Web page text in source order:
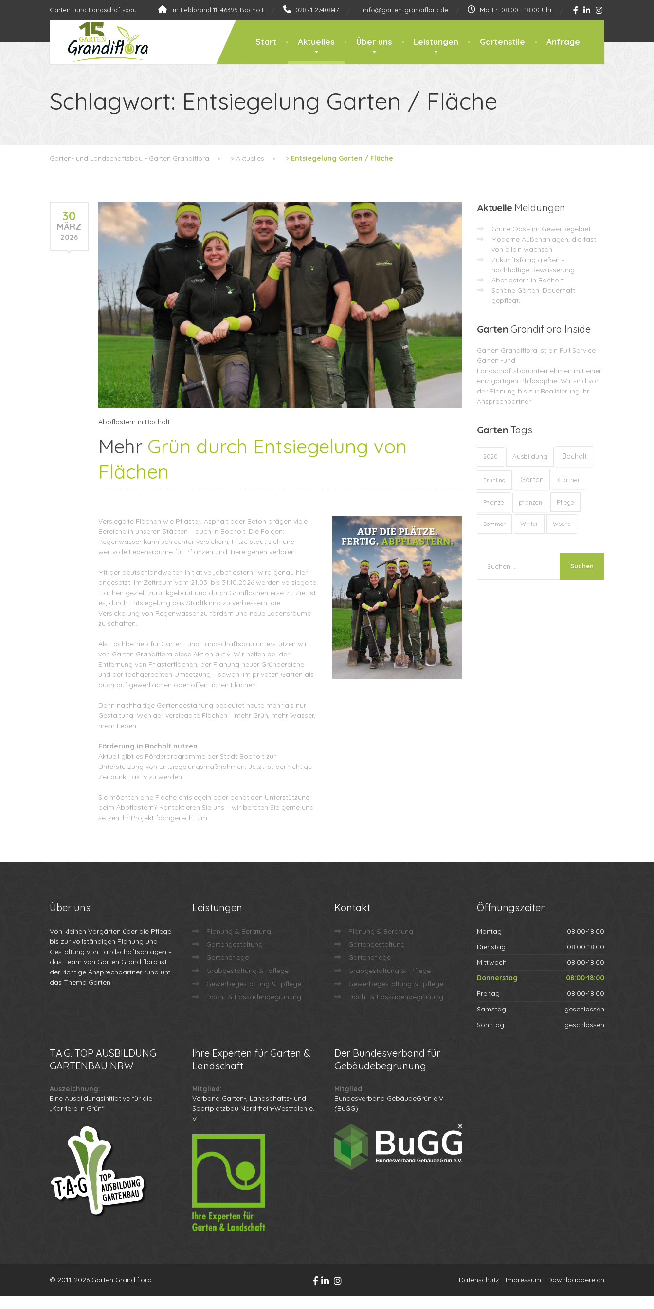
Garten- und Landschaftsbau Im Feldbrand 11, 46395 Bocholt 02871-2740847 info@garten-grandiflora.de Mo-Fr: 08:00 - 18:00 Uhr
Start Aktuelles Über uns Leistungen Gartenstile Anfrage
Schlagwort: Entsiegelung Garten / Fläche
Garten- und Landschaftsbau - Garten Grandiflora > Aktuelles > Entsiegelung Garten / Fläche
30
MÄRZ
2026
Abpflastern in Bocholt:
MehrGrün durch Entsiegelung von
Flächen
Versiegelte Flächen wie Pflaster, Asphalt oder Beton prägen viele
Bereiche in unseren Städten – auch in Bocholt. Die Folgen:
Regenwasser kann schlechter versickern, Hitze staut sich und
wertvolle Lebensräume für Pflanzen und Tiere gehen verloren.
Mit der deutschlandweiten Initiative „abpflastern“ wird genau hier
angesetzt. Im Zeitraum vom 21.03. bis 31.10.2026 werden versiegelte
Flächen gezielt zurückgebaut und durch Grünflächen ersetzt. Ziel ist
es, durch Entsiegelung das Stadtklima zu verbessern, die
Versickerung von Regenwasser zu fördern und neue Lebensräume
zu schaffen.
Als Fachbetrieb für Garten- und Landschaftsbau unterstützen wir
von Garten Grandiflora diese Aktion aktiv. Wir helfen bei der
Entfernung von Pflasterflächen, der Planung neuer Grünbereiche
und der fachgerechten Umsetzung – sowohl im privaten Garten als
auch auf gewerblichen oder öffentlichen Flächen.
Denn nachhaltige Gartengestaltung bedeutet heute mehr als nur
Gestaltung: Weniger versiegelte Flächen – mehr Grün, mehr Wasser,
mehr Leben.
Förderung in Bocholt nutzen
Aktuell gibt es Förderprogramme der Stadt Bocholt zur
Unterstützung von Entsiegelungsmaßnahmen. Jetzt ist der richtige
Zeitpunkt, aktiv zu werden.
Sie möchten eine Fläche entsiegeln oder benötigen Unterstützung
beim Abpflastern? Kontaktieren Sie uns – wir beraten Sie gerne und
setzen Ihr Projekt fachgerecht um.
Aktuelle Meldungen
Grüne Oase im Gewerbegebiet
Moderne Außenanlagen, die fast
von allein wachsen
Zukunftsfähig gießen –
nachhaltige Bewässerung
Abpflastern in Bocholt:
Schöne Gärten. Dauerhaft
gepflegt.
GartenGrandiflora Inside
Garten Grandiflora ist ein Full Service
Garten -und
Landschaftsbauunternehmen mit einer
einzigartigen Philosophie. Wir sind von
der Planung bis zur Realisierung Ihr
Ansprechpartner.
GartenTags
2020 Ausbildung Bocholt
Frühling Garten Gärtner
Pflanze pflanzen Pflege
Sommer Winter Woche
Über uns
Von kleinen Vorgärten über die Pflege
bis zur vollständigen Planung und
Gestaltung von Landschaftsanlagen –
das Team von Garten Grandiflora ist
der richtige Ansprechpartner rund um
das Thema Garten.
Leistungen
Planung & Beratung
Gartengestaltung
Gartenpflege
Grabgestaltung & -pflege
Gewerbegestaltung & -pflege
Dach- & Fassadenbegrünung
Kontakt
Planung & Beratung
Gartengestaltung
Gartenpflege
Grabgestaltung & -Pflege
Gewerbegestaltung & -pflege
Dach- & Fassadenbegrünung
Öffnungszeiten
Montag
08:00-18:00
Dienstag
08:00-18:00
Mittwoch
08:00-18:00
Donnerstag
08:00-18:00
Freitag
08:00-18:00
Samstag
geschlossen
Sonntag
geschlossen
T.A.G. TOP AUSBILDUNG
GARTENBAU NRW
Auszeichnung:
Eine Ausbildungsinitiative für die
„Karriere in Grün“
IhreExperten für Garten &
Landschaft
Mitglied:
Verband Garten-, Landschafts- und
Sportplatzbau Nordrhein-Westfalen e.
V.
Der Bundesverband für
Gebäudebegrünung
Mitglied:
Bundesverband GebäudeGrün e.V.
(BuGG)
© 2011-2026 Garten Grandiflora Datenschutz - Impressum - Downloadbereich
Ihre Telefonnummer